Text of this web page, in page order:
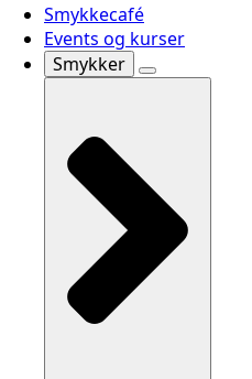
Smykkecafé
Events og kurser
Smykker